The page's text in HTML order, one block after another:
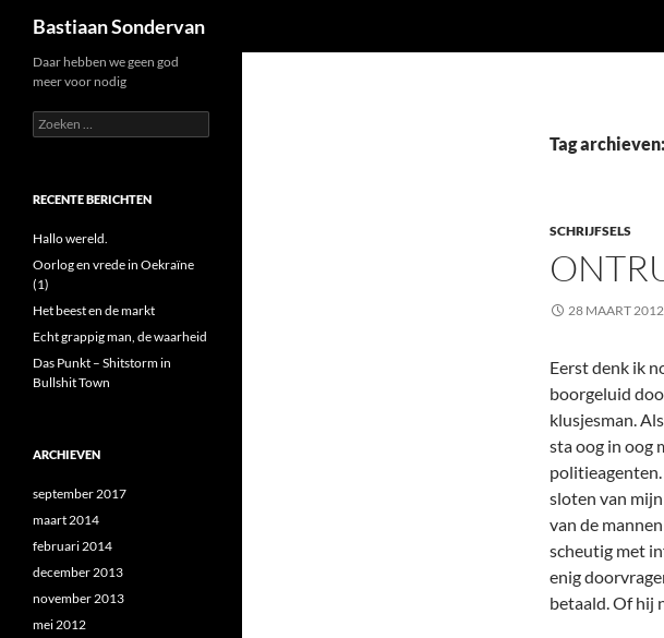
inhoud
Bastiaan Sondervan
Tag
SCHRIJFSELS
28 MAART 2012
Eerst denk ik
boorgeluid
klusjesman.
sta oog in oog
politieagenten.
sloten van
van de
scheutig met
enig
betaald. Of hij
Daar hebben we geen god
meer voor nodig
Zoeken
naar:
RECENTE BERICHTEN
Hallo wereld.
Oorlog en vrede in Oekraïne
(1)
Het beest en de markt
Echt grappig man, de waarheid
Das Punkt – Shitstorm in
Bullshit Town
ARCHIEVEN
september 2017
maart 2014
februari 2014
december 2013
november 2013
mei 2012